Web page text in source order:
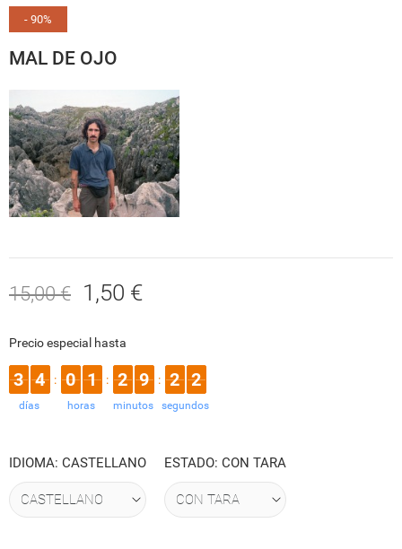
- 90%
MAL DE OJO
15,00 € 1,50 €
Precio especial hasta
3 4
días
: 0 1
horas
: 2 9
minutos
: 2 2
segundos
IDIOMA: CASTELLANO ESTADO: CON TARA